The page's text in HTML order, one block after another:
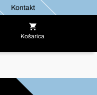
Kontakt
Košarica